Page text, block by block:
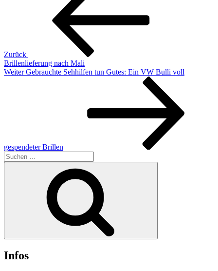
Zurück
Brillenlieferung nach Mali
Nächster
Weiter Gebrauchte Sehhilfen tun Gutes: Ein VW Bulli voll
gespendeter Brillen
Suchen
nach:
Infos